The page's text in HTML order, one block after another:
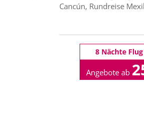
Cancún, Rundreise
8 Nächte
Angebote ab